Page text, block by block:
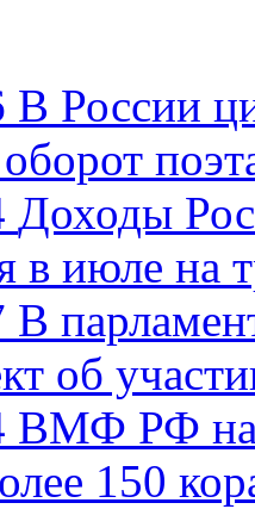
В России
Доходы
в июле на
В
об
ВМФ РФ
150